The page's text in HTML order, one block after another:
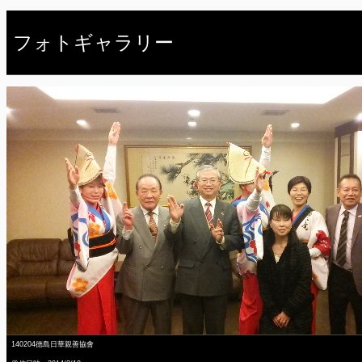
フォトギャラリー
140204德島日華親善協會